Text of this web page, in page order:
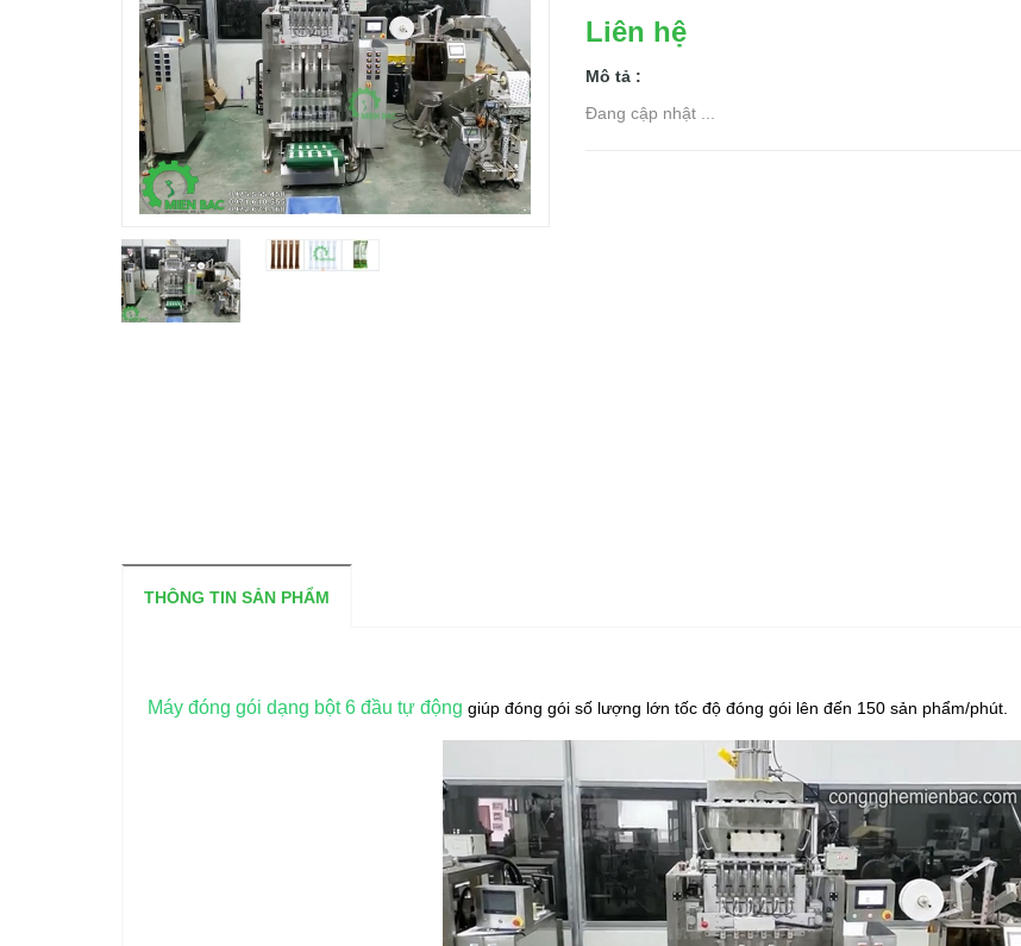
Liên hệ
Mô tả :
Đang cập nhật ...
THÔNG TIN SẢN PHẨM
Máy đóng gói dạng bột 6 đầu tự động giúp đóng gói số lượng lớn tốc độ đóng gói lên đến 150 sản phẩm/phút.